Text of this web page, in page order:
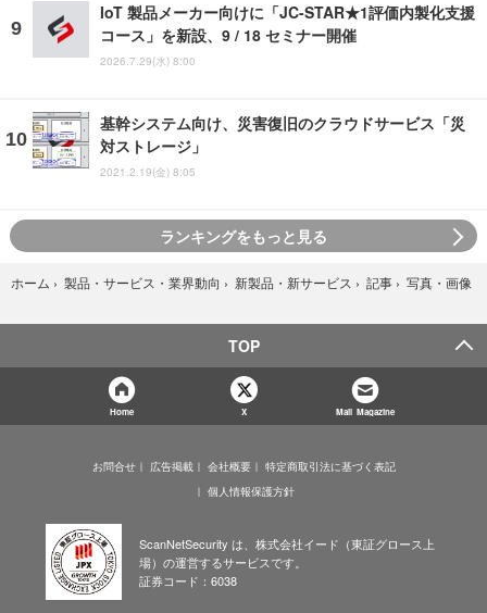
IoT 製品メーカー向けに「JC-STAR★1評価内製化支援
コース」を新設、9 / 18 セミナー開催
2026.7.29(水) 8:00
基幹システム向け、災害復旧のクラウドサービス「災
対ストレージ」
2021.2.19(金) 8:05
ランキングをもっと見る
ホーム › 製品・サービス・業界動向 › 新製品・新サービス › 記事 › 写真・画像
TOP
Home X Mail Magazine
お問合せ 広告掲載 会社概要
特定商取引法に基づく表記
個人情報保護方針
ScanNetSecurity は、株式会社イード（東証グロース上
場）の運営するサービスです。
証券コード：6038